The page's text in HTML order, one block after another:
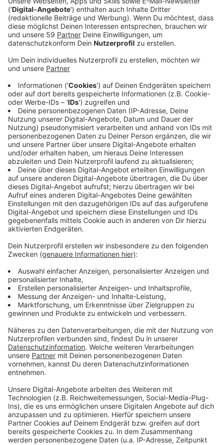
Anzeige
Nach Angaben der Polizei war der Anhänger auf der
Kreuzung Kaarster Straße/ Benzstraße beim Abbiegen
umgekippt. Laut Feuerwehr sind dadurch rund 3000
Liter einer Pilzbekämpfungsmittel-Mischung auf der
Straße gelandet. Es sei in der Menge aber unkritisch
und habe über den Kanal abgeleitet werden können, so
ein Feuerwehrsprecher. Die Experten der Unteren
Wasserbehörde vom Kreis seien auch vor Ort
gewesen. Anschließend sei noch mit Wasser
nachgespült worden. Die Kreuzung war rund zwei
Stunden gesperrt - das hat nach Polizeiangaben aber
zu keinem Chaos geführt. Ursprünglich hatte die
Polizei von Gülle gesprochen.
So berichteten wir zuerst:
Viel Gülle auf der Straße hat Montagabend (4.9.) in
Nach Angaben der Polizei war auf der Kreuzung
Kaarster Straße/ Benzstraße ein Traktor-Anhänger mit
Gülle beim Abbiegen umgekippt. Rund 3500 Liter Gülle
seien dadurch auf der Straße gelandet, so ein
gewesen - das habe aber zu keinem Chaos geführt. Die
Gülle sei letztlich über den Kanal abgeflossen. Eine
Gefahr gehe davon nicht aus, so der Sprecher weiter.
Die Experten der Unteren Wasserbehörde vom Kreis
Anzeige